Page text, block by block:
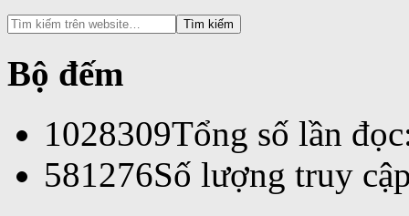
Bộ đếm
1028309Tổng số lần
581276Số lượng truy